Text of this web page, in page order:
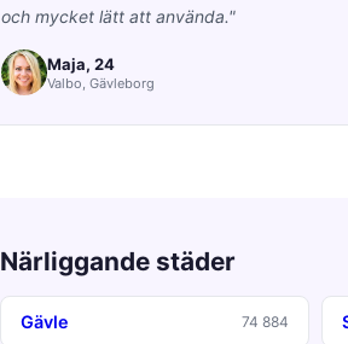
och mycket lätt att använda."
Maja, 24
Valbo, Gävleborg
Närliggande städer
Gävle 74 884